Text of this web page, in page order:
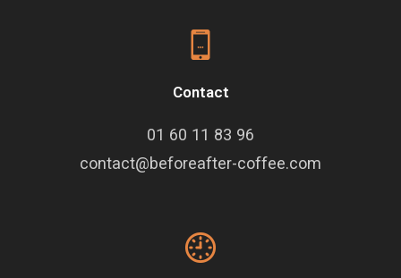
Contact
01 60 11 83 96
contact@beforeafter-coffee.com